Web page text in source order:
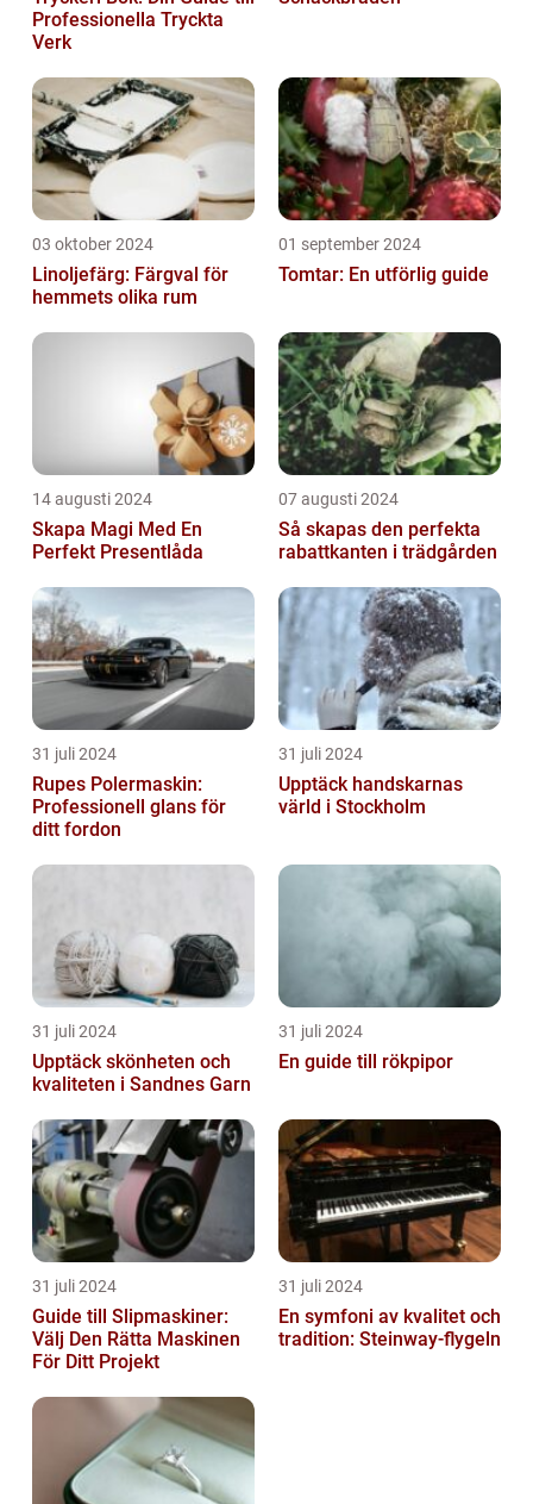
Professionella Tryckta
Verk
03 oktober 2024
Linoljefärg: Färgval för
hemmets olika rum
01 september 2024
Tomtar: En utförlig guide
14 augusti 2024
Skapa Magi Med En
Perfekt Presentlåda
07 augusti 2024
Så skapas den perfekta
rabattkanten i trädgården
31 juli 2024
Rupes Polermaskin:
Professionell glans för
ditt fordon
31 juli 2024
Upptäck handskarnas
värld i Stockholm
31 juli 2024
Upptäck skönheten och
kvaliteten i Sandnes Garn
31 juli 2024
En guide till rökpipor
31 juli 2024
Guide till Slipmaskiner:
Välj Den Rätta Maskinen
För Ditt Projekt
31 juli 2024
En symfoni av kvalitet och
tradition: Steinway-flygeln